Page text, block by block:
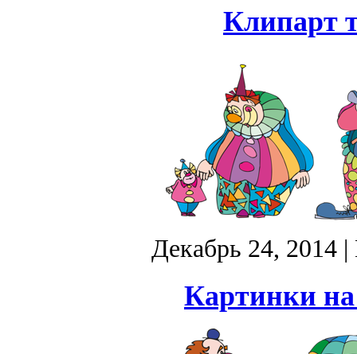
Клипарт
Декабрь 24, 2014|
Картинки